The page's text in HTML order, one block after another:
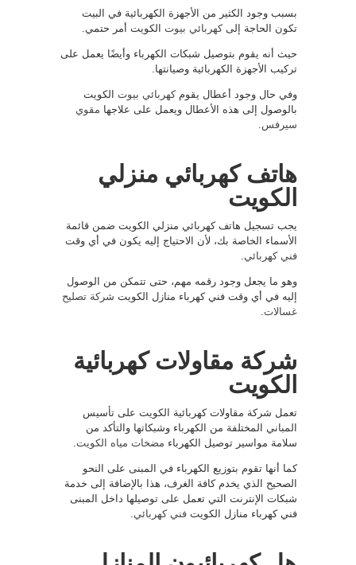
بسبب وجود الكثير من الأجهزة الكهربائية في البيت
تكون الحاجة إلىكهربائي بيوت الكويت أمر حتمي.
حيث أنه يقوم بتوصيل شبكات الكهرباء وأيضًا يعمل على
تركيب الأجهزة الكهربائية وصيانتها.
وفي حال وجود أعطال يقومكهربائي بيوت الكويت
بالوصول إلى هذه الأعطال ويعمل على علاجها مقوي
سيرفس.
هاتف كهربائي منزلي
الكويت
يجب تسجيل هاتف كهربائي منزلي الكويت ضمن قائمة
الأسماء الخاصة بك، لأن الاحتياج إليه يكون في أي وقت
فني كهربائي.
وهو ما يجعل وجود رقمه مهم، حتى تتمكن من الوصول
إليه في أي وقت فني كهرباء منازل الكويت شركة تصليح
غسالات.
شركة مقاولات كهربائية
الكويت
تعمل شركة مقاولات كهربائية الكويت على تأسيس
المباني المختلفة من الكهرباء وشبكاتها والتأكد من
سلامة مواسير توصيل الكهرباء مضخات مياه الكويت.
كما أنها تقوم بتوزيع الكهرباء في المبنى على النحو
الصحيح الذي يخدم كافة الغرف، هذا بالإضافة إلى خدمة
شبكات الإنترنت التي تعمل على توصيلها داخل المبنى
فني كهرباء منازل الكويت فني كهربائي.